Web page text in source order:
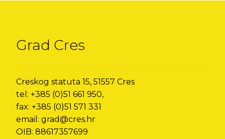
Grad Cres
Creskog statuta 15, 51557 Cres
tel: +385 (0)51 661 950,
fax: +385 (0)51 571 331
email: grad@cres.hr
OIB: 88617357699